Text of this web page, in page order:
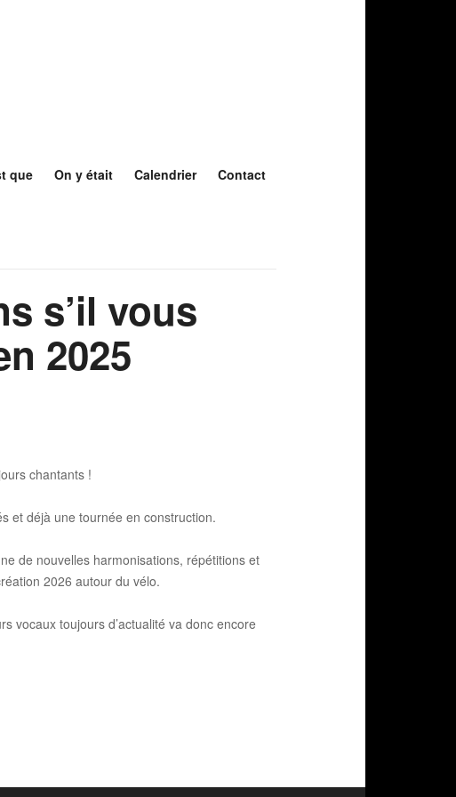
que On y était Calendrier Contact
s’il vous
2025
chantants !
et déjà une tournée en construction.
de nouvelles harmonisations, répétitions et
2026 autour du vélo.
vocaux toujours d’actualité va donc encore